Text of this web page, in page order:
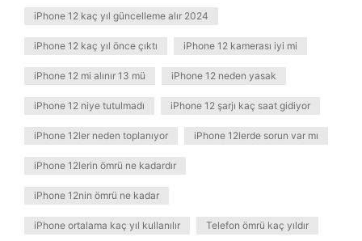
iPhone 12 kaç yıl güncelleme alır 2024
iPhone 12 kaç yıl önce çıktı iPhone 12 kamerası iyi mi
iPhone 12 mi alınır 13 mü iPhone 12 neden yasak
iPhone 12 niye tutulmadı iPhone 12 şarjı kaç saat gidiyor
iPhone 12ler neden toplanıyor iPhone 12lerde sorun var mı
iPhone 12lerin ömrü ne kadardır
iPhone 12nin ömrü ne kadar
iPhone ortalama kaç yıl kullanılır Telefon ömrü kaç yıldır